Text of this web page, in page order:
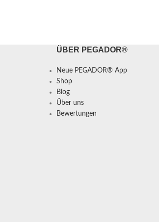
ÜBER PEGADOR®
Neue PEGADOR® App
Shop
Blog
Über uns
Bewertungen